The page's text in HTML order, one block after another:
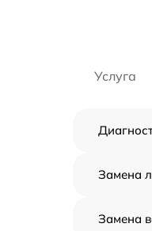
Услуга
Замена
Замена